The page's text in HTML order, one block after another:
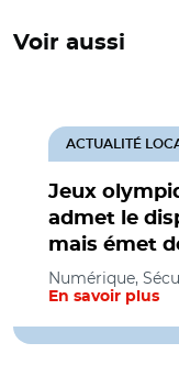
Voir aussi
Jeux
admet le
mais émet
ACTUALITÉ
Numérique,
En savoir plus